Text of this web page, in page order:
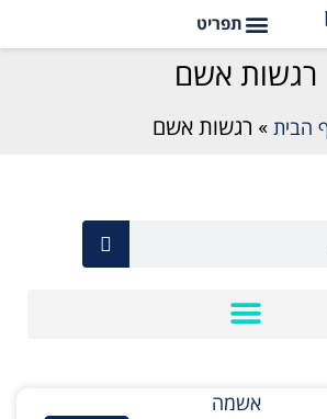
רגשות אשם
הבית » רגשות אשם